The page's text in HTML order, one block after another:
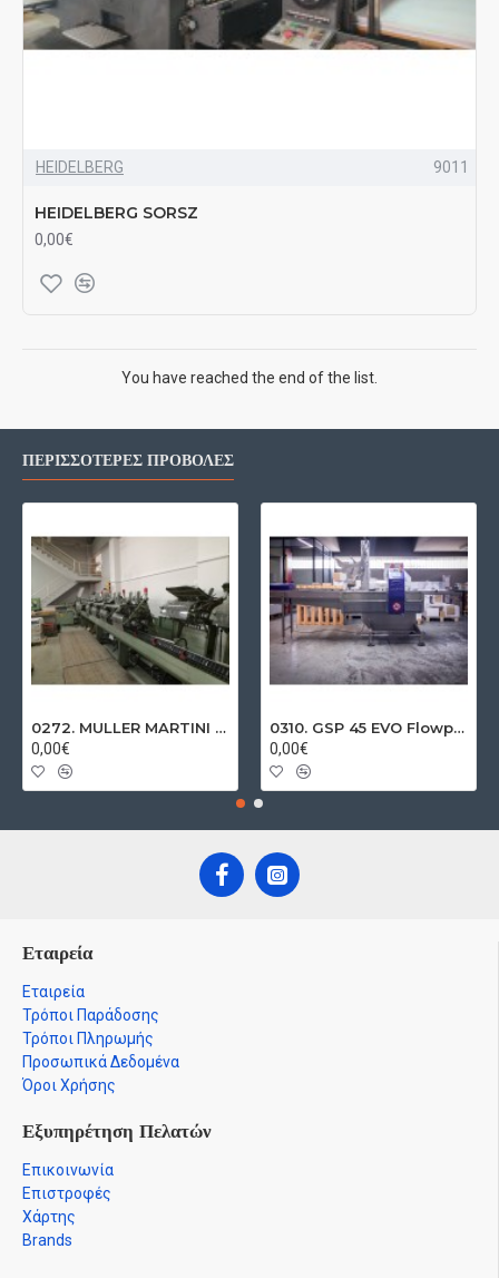
HEIDELBERG 9011
HEIDELBERG SORSZ
0,00€
You have reached the end of the list.
ΠΕΡΙΣΣΌΤΕΡΕΣ ΠΡΟΒΟΛΈΣ
0272. MULLER MARTINI 235 Saddle Stitcher
0,00€
0310. GSP 45 EVO Flowpack
0,00€
Εταιρεία
Εταιρεία
Τρόποι Παράδοσης
Τρόποι Πληρωμής
Προσωπικά Δεδομένα
Όροι Χρήσης
Εξυπηρέτηση Πελατών
Επικοινωνία
Επιστροφές
Χάρτης
Brands